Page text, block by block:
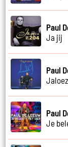
Paul
Ja jij
Paul
Paul
Je